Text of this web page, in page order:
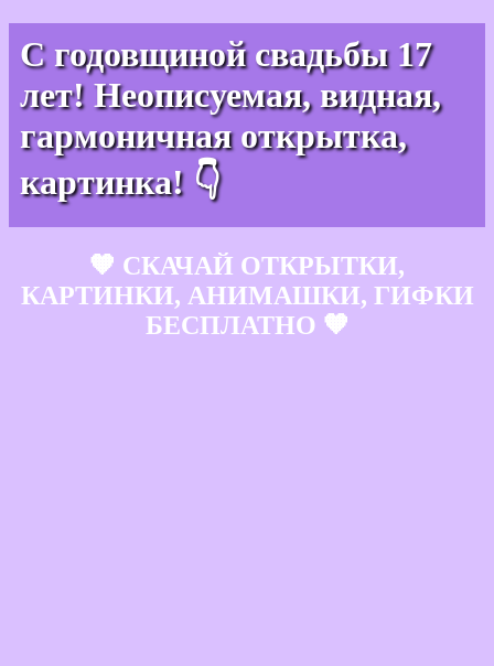
С годовщиной свадьбы 17
лет! Неописуемая, видная,
гармоничная открытка,
картинка! 👇
🧡 СКАЧАЙ ОТКРЫТКИ,
КАРТИНКИ, АНИМАШКИ, ГИФКИ
БЕСПЛАТНО 🧡